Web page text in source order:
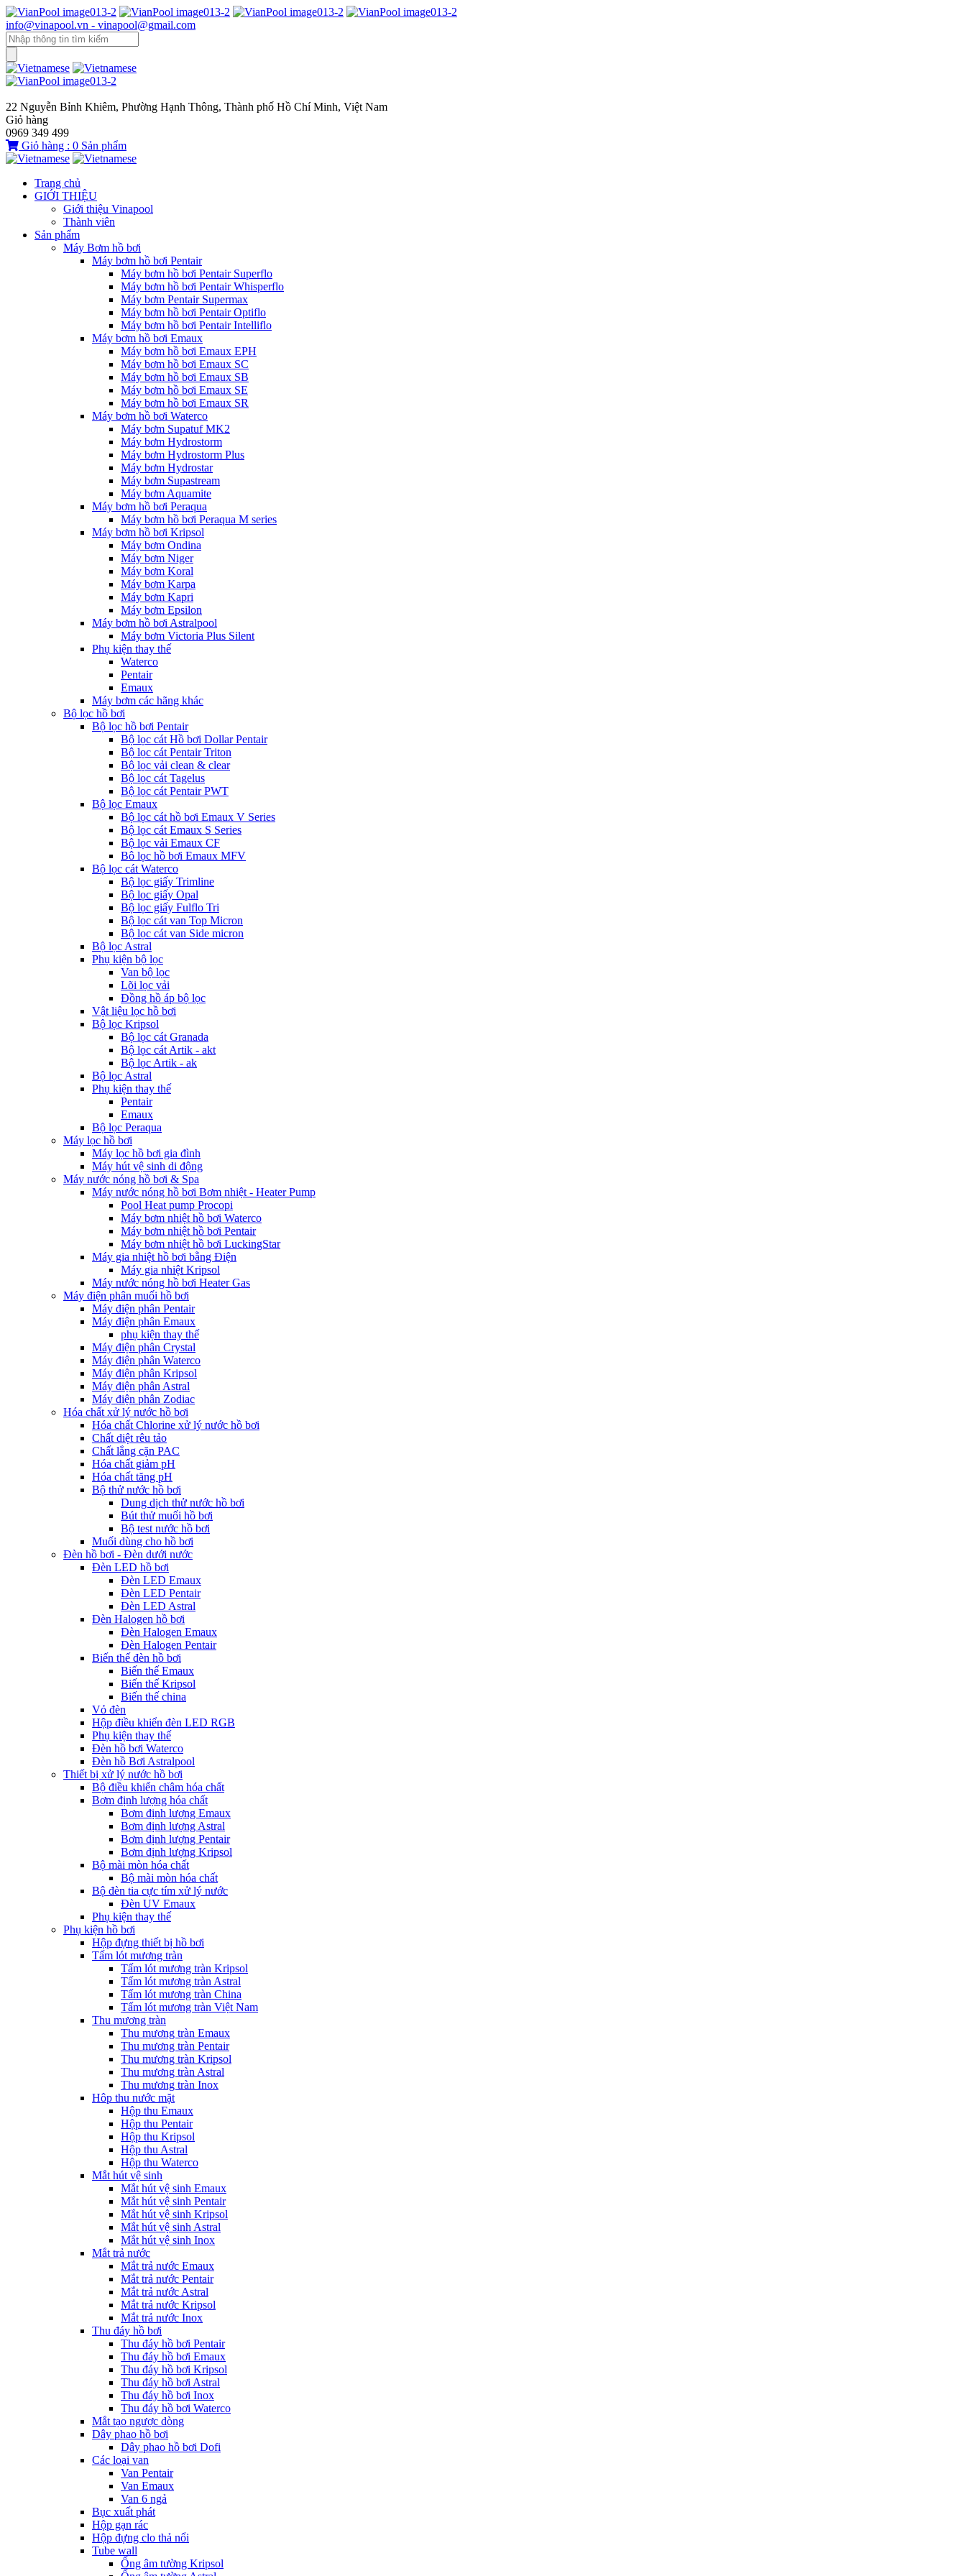
info@vinapool.vn - vinapool@gmail.com
22 Nguyễn Bỉnh Khiêm, Phường Hạnh Thông, Thành phố Hồ Chí Minh, Việt Nam
Giỏ hàng
0969 349 499
Giỏ hàng : 0 Sản phẩm
Trang chủ
GIỚI THIỆU
Giới thiệu Vinapool
Thành viên
Sản phẩm
Máy Bơm hồ bơi
Máy bơm hồ bơi Pentair
Máy bơm hồ bơi Pentair Superflo
Máy bơm hồ bơi Pentair Whisperflo
Máy bơm Pentair Supermax
Máy bơm hồ bơi Pentair Optiflo
Máy bơm hồ bơi Pentair Intelliflo
Máy bơm hồ bơi Emaux
Máy bơm hồ bơi Emaux EPH
Máy bơm hồ bơi Emaux SC
Máy bơm hồ bơi Emaux SB
Máy bơm hồ bơi Emaux SE
Máy bơm hồ bơi Emaux SR
Máy bơm hồ bơi Waterco
Máy bơm Supatuf MK2
Máy bơm Hydrostorm
Máy bơm Hydrostorm Plus
Máy bơm Hydrostar
Máy bơm Supastream
Máy bơm Aquamite
Máy bơm hồ bơi Peraqua
Máy bơm hồ bơi Peraqua M series
Máy bơm hồ bơi Kripsol
Máy bơm Ondina
Máy bơm Niger
Máy bơm Koral
Máy bơm Karpa
Máy bơm Kapri
Máy bơm Epsilon
Máy bơm hồ bơi Astralpool
Máy bơm Victoria Plus Silent
Phụ kiện thay thế
Waterco
Pentair
Emaux
Máy bơm các hãng khác
Bộ lọc hồ bơi
Bộ lọc hồ bơi Pentair
Bộ lọc cát Hồ bơi Dollar Pentair
Bộ lọc cát Pentair Triton
Bộ lọc vải clean & clear
Bộ lọc cát Tagelus
Bộ lọc cát Pentair PWT
Bộ lọc Emaux
Bộ lọc cát hồ bơi Emaux V Series
Bộ lọc cát Emaux S Series
Bộ lọc vải Emaux CF
Bô lọc hồ bơi Emaux MFV
Bộ lọc cát Waterco
Bộ lọc giấy Trimline
Bộ lọc giấy Opal
Bộ lọc giấy Fulflo Tri
Bộ lọc cát van Top Micron
Bộ lọc cát van Side micron
Bộ lọc Astral
Phụ kiện bộ lọc
Van bộ lọc
Lõi lọc vải
Đồng hồ áp bộ lọc
Vật liệu lọc hồ bơi
Bộ lọc Kripsol
Bộ lọc cát Granada
Bộ lọc cát Artik - akt
Bộ lọc Artik - ak
Bộ lọc Astral
Phụ kiện thay thế
Pentair
Emaux
Bộ lọc Peraqua
Máy lọc hồ bơi
Máy lọc hồ bơi gia đình
Máy hút vệ sinh di động
Máy nước nóng hồ bơi & Spa
Máy nước nóng hồ bơi Bơm nhiệt - Heater Pump
Pool Heat pump Procopi
Máy bơm nhiệt hồ bơi Waterco
Máy bơm nhiệt hồ bơi Pentair
Máy bơm nhiệt hồ bơi LuckingStar
Máy gia nhiệt hồ bơi bằng Điện
Máy gia nhiệt Kripsol
Máy nước nóng hồ bơi Heater Gas
Máy điện phân muối hồ bơi
Máy điện phân Pentair
Máy điện phân Emaux
phụ kiện thay thế
Máy điện phân Crystal
Máy điện phân Waterco
Máy điện phân Kripsol
Máy điện phân Astral
Máy điện phân Zodiac
Hóa chất xử lý nước hồ bơi
Hóa chất Chlorine xử lý nước hồ bơi
Chất diệt rêu tảo
Chất lắng cặn PAC
Hóa chất giảm pH
Hóa chất tăng pH
Bộ thử nước hồ bơi
Dung dịch thử nước hồ bơi
Bút thử muối hồ bơi
Bộ test nước hồ bơi
Muối dùng cho hồ bơi
Đèn hồ bơi - Đèn dưới nước
Đèn LED hồ bơi
Đèn LED Emaux
Đèn LED Pentair
Đèn LED Astral
Đèn Halogen hồ bơi
Đèn Halogen Emaux
Đèn Halogen Pentair
Biến thế đèn hồ bơi
Biến thế Emaux
Biến thế Kripsol
Biến thế china
Vỏ đèn
Hộp điều khiển đèn LED RGB
Phụ kiện thay thế
Đèn hồ bơi Waterco
Đèn hồ Bơi Astralpool
Thiết bị xử lý nước hồ bơi
Bộ điều khiển châm hóa chất
Bơm định lượng hóa chất
Bơm định lượng Emaux
Bơm định lượng Astral
Bơm định lượng Pentair
Bơm định lượng Kripsol
Bộ mài mòn hóa chất
Bộ mài mòn hóa chất
Bộ đèn tia cực tím xử lý nước
Đèn UV Emaux
Phụ kiện thay thế
Phụ kiện hồ bơi
Hộp đựng thiết bị hồ bơi
Tấm lót mương tràn
Tấm lót mương tràn Kripsol
Tấm lót mương tràn Astral
Tấm lót mương tràn China
Tấm lót mương tràn Việt Nam
Thu mương tràn
Thu mương tràn Emaux
Thu mương tràn Pentair
Thu mương tràn Kripsol
Thu mương tràn Astral
Thu mương tràn Inox
Hôp thu nước mặt
Hộp thu Emaux
Hộp thu Pentair
Hộp thu Kripsol
Hộp thu Astral
Hộp thu Waterco
Mắt hút vệ sinh
Mắt hút vệ sinh Emaux
Mắt hút vệ sinh Pentair
Mắt hút vệ sinh Kripsol
Mắt hút vệ sinh Astral
Mắt hút vệ sinh Inox
Mắt trả nước
Mắt trả nước Emaux
Mắt trả nước Pentair
Mắt trả nước Astral
Mắt trả nước Kripsol
Mắt trả nước Inox
Thu đáy hồ bơi
Thu đáy hồ bơi Pentair
Thu đáy hồ bơi Emaux
Thu đáy hồ bơi Kripsol
Thu đáy hồ bơi Astral
Thu đáy hồ bơi Inox
Thu đáy hồ bơi Waterco
Mắt tạo ngược dòng
Dây phao hồ bơi
Dây phao hồ bơi Dofi
Các loại van
Van Pentair
Van Emaux
Van 6 ngả
Bục xuất phát
Hộp gạn rác
Hộp đựng clo thả nổi
Tube wall
Ống âm tường Kripsol